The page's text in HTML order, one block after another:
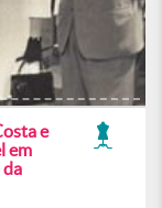
e
em
da